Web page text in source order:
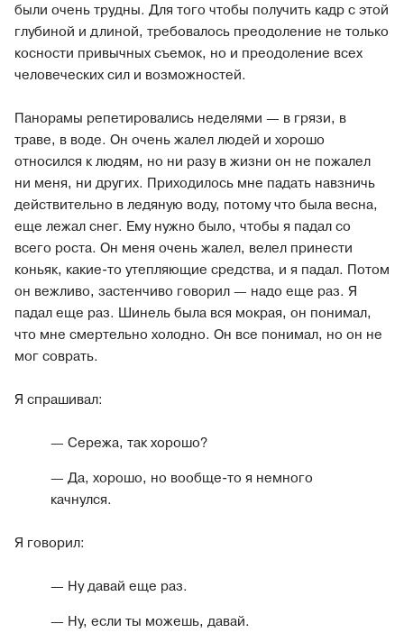
были очень трудны. Для того чтобы получить кадр с этой
глубиной и длиной, требовалось преодоление не только
косности привычных съемок, но и преодоление всех
человеческих сил и возможностей.
Панорамы репетировались неделями — в грязи, в
траве, в воде. Он очень жалел людей и хорошо
относился к людям, но ни разу в жизни он не пожалел
ни меня, ни других. Приходилось мне падать навзничь
действительно в ледяную воду, потому что была весна,
еще лежал снег. Ему нужно было, чтобы я падал со
всего роста. Он меня очень жалел, велел принести
коньяк, какие-то утепляющие средства, и я падал. Потом
он вежливо, застенчиво говорил — надо еще раз. Я
падал еще раз. Шинель была вся мокрая, он понимал,
что мне смертельно холодно. Он все понимал, но он не
мог соврать.
Я спрашивал:
— Сережа, так хорошо?
— Да, хорошо, но вообще-то я немного
качнулся.
Я говорил:
— Ну давай еще раз.
— Ну, если ты можешь, давай.